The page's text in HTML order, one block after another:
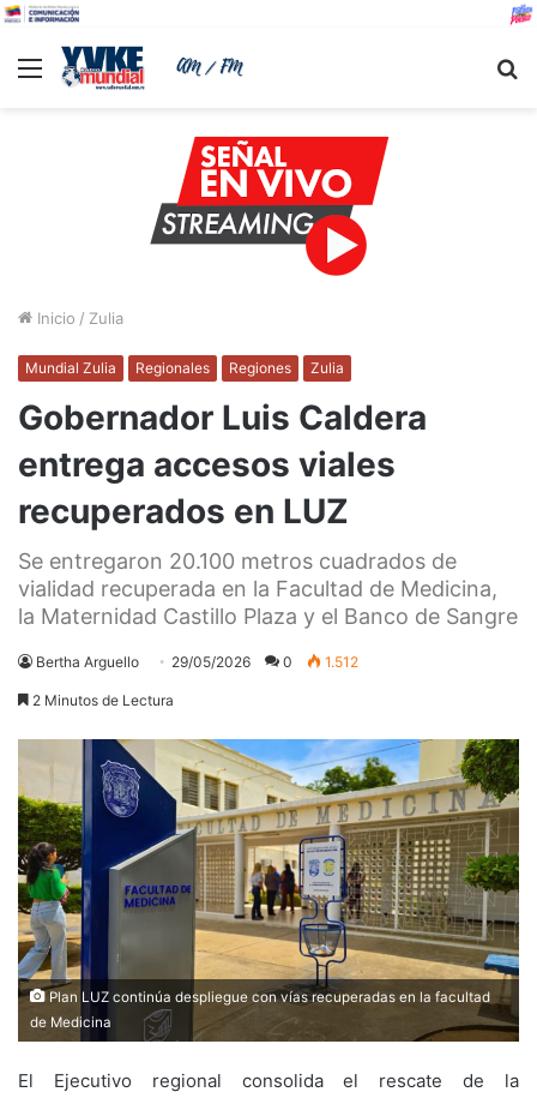
Menu
Inicio / Zulia
Mundial Zulia Regionales Regiones Zulia
Gobernador Luis Caldera
entrega accesos viales
recuperados en LUZ
Se entregaron 20.100 metros cuadrados de
vialidad recuperada en la Facultad de Medicina,
la Maternidad Castillo Plaza y el Banco de Sangre
Bertha Arguello 29/05/2026 0 1.512
2 Minutos de Lectura
Plan LUZ continúa despliegue con vías recuperadas en la facultad
de Medicina
El Ejecutivo regional consolida el rescate de la